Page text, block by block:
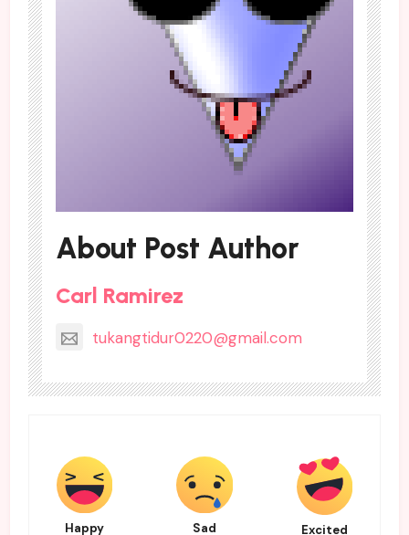
About Post Author
Carl Ramirez
tukangtidur0220@gmail.com
Happy
Sad
Excited